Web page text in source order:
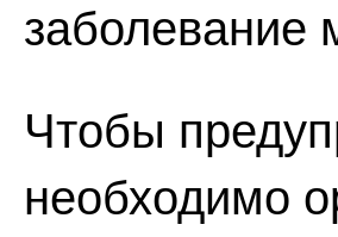
заболевание
Чтобы
необходимо